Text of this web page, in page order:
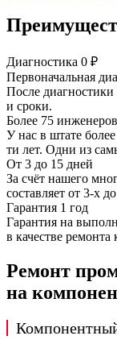
Диагностика 0 ₽
Первоначальная
После диагностики
и сроки.
Более 75 инженеров
У нас в штате
ти лет. Одни из
От 3 до 15 дней
За счёт нашего
составляет от 3-х
Гарантия 1 год
Гарантия на
в качестве
Ремонт
на